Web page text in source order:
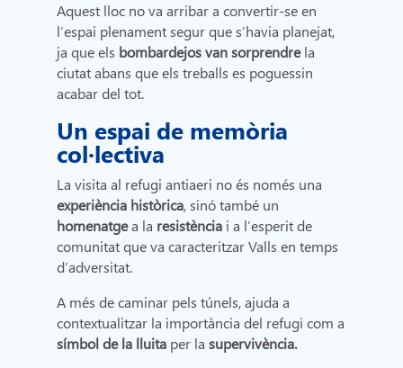
Aquest lloc no va arribar a convertir-se en
l’espai plenament segur que s’havia planejat,
ja que els bombardejos van sorprendrela
ciutat abans que els treballs es poguessin
acabar del tot.
Un espai de memòria
col·lectiva
La visita al refugi antiaeri no és només una
experiència històrica, sinó també un
homenatgea la resistència i a l’esperit de
comunitat que va caracteritzar Valls en temps
d’adversitat.
A més de caminar pels túnels, ajuda a
contextualitzar la importància del refugi com a
símbol de la lluita per la supervivència.